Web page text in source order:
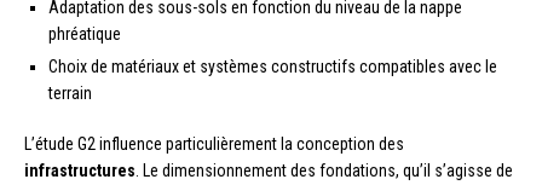
Adaptation des sous-sols en fonction du niveau de la nappe
phréatique
Choix de matériaux et systèmes constructifs compatibles avec le
terrain
L’étude G2 influence particulièrement la conception des
infrastructures . Le dimensionnement des fondations, qu’il s’agisse de